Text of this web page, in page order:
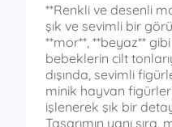
**Renkli ve desenli
şık ve sevimli bir
**mor**, **beyaz**
bebeklerin cilt
dışında, sevimli
minik hayvan
işlenerek şık bir
Tasarımın yanı